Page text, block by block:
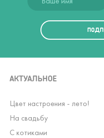
АКТУАЛЬНОЕ
Цвет настроения - лето!
На свадьбу
С котиками